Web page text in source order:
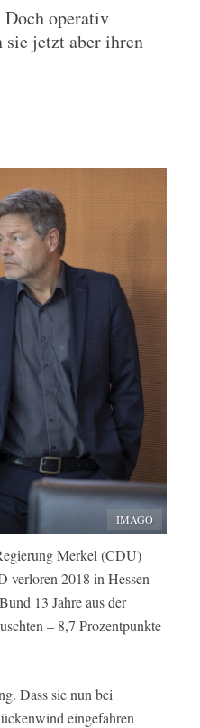
Doch operativ
sie jetzt aber ihren
IMAGO
Merkel (CDU)
verloren 2018 in Hessen
13 Jahre aus der
– 8,7 Prozentpunkte
Dass sie nun bei
eingefahren